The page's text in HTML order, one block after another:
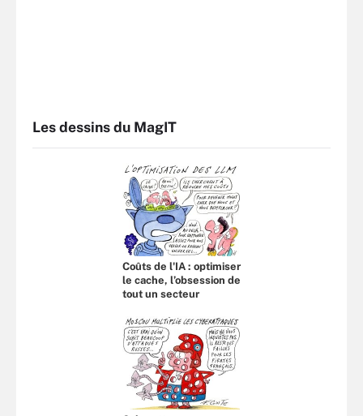
Les dessins du MagIT
Coûts de l'IA : optimiser
le cache, l’obsession de
tout un secteur